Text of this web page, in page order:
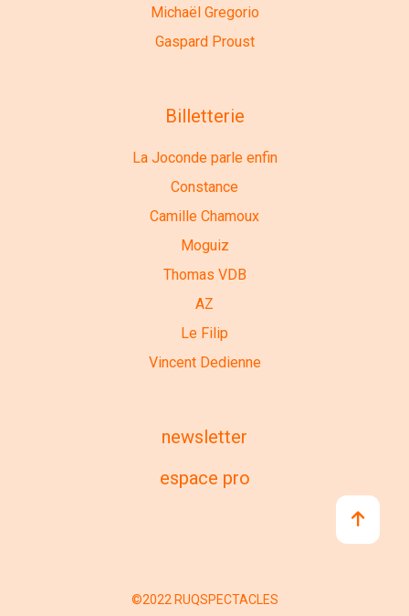
Michaël Gregorio
Gaspard Proust
Billetterie
La Joconde parle enfin
Constance
Camille Chamoux
Moguiz
Thomas VDB
AZ
Le Filip
Vincent Dedienne
newsletter
espace pro
©2022 RUQSPECTACLES